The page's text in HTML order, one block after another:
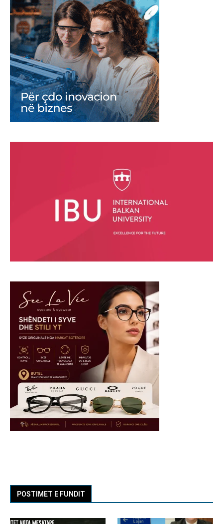
POSTIMET E FUNDIT